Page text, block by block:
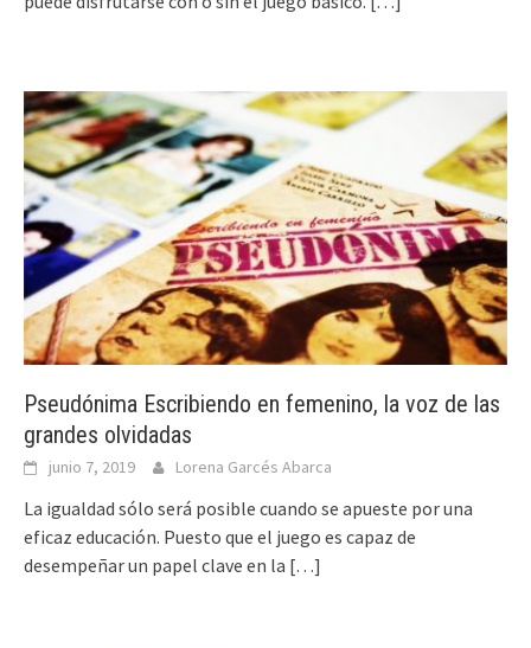
Pseudónima Escribiendo en femenino, la voz de las
grandes olvidadas
junio 7, 2019 Lorena Garcés Abarca
La igualdad sólo será posible cuando se apueste por una
eficaz educación. Puesto que el juego es capaz de
desempeñar un papel clave en la […]